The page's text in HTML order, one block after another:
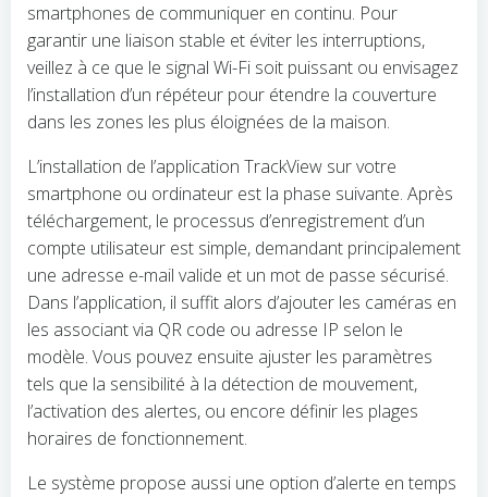
smartphones de communiquer en continu. Pour
garantir une liaison stable et éviter les interruptions,
veillez à ce que le signal Wi-Fi soit puissant ou envisagez
l’installation d’un répéteur pour étendre la couverture
dans les zones les plus éloignées de la maison.
L’installation de l’application TrackView sur votre
smartphone ou ordinateur est la phase suivante. Après
téléchargement, le processus d’enregistrement d’un
compte utilisateur est simple, demandant principalement
une adresse e-mail valide et un mot de passe sécurisé.
Dans l’application, il suffit alors d’ajouter les caméras en
les associant via QR code ou adresse IP selon le
modèle. Vous pouvez ensuite ajuster les paramètres
tels que la sensibilité à la détection de mouvement,
l’activation des alertes, ou encore définir les plages
horaires de fonctionnement.
Le système propose aussi une option d’alerte en temps